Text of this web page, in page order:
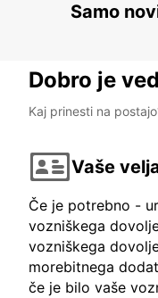
Samo
Dobro je
Kaj prinesti na
Vaše
Če je potrebno -
vozniškega
vozniškega
morebitnega
če je bilo vaše